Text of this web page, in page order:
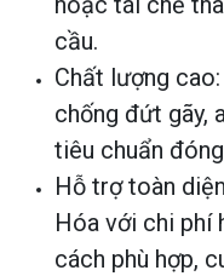
cầu.
Chất lượng
chống đứt gãy,
tiêu chuẩn
Hỗ trợ toàn
Hóa với chi phí
cách phù hợp,